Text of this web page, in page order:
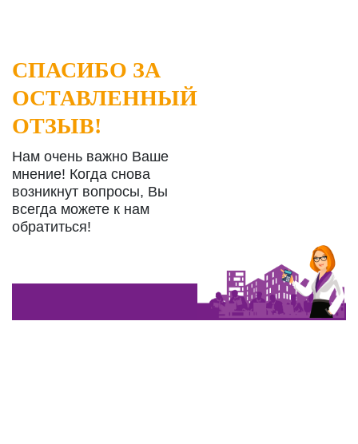
СПАСИБО ЗА
ОСТАВЛЕННЫЙ
ОТЗЫВ!
Нам очень важно Ваше
мнение! Когда снова
возникнут вопросы, Вы
всегда можете к нам
обратиться!